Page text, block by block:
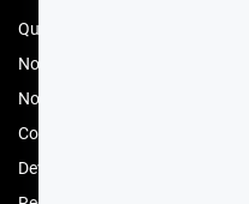
Qui sommes nous
Nos engagements RSE
Nos magasins
Compte professionnel
Devenez revendeur